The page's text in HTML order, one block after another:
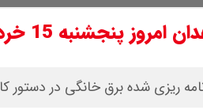
15 خرداد ۱۴۰۴
ریزی شده برق خانگی در دستور